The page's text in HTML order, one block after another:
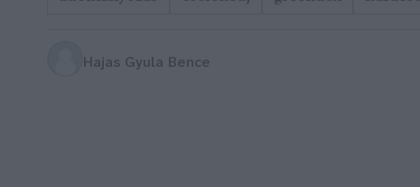
Hajas Gyula Bence